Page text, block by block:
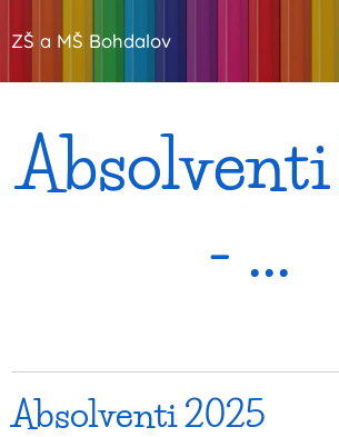
ZŠ a MŠ Bohdalov
Absolventi
- ...
Absolventi 2025